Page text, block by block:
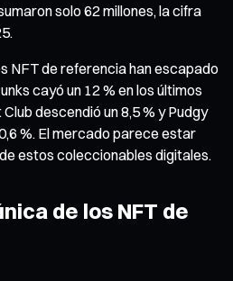
solo 62 millones, la cifra
NFT de referencia han escapado
cayó un 12 % en los últimos
descendió un 8,5 % y Pudgy
%. El mercado parece estar
estos coleccionables digitales.
de los NFT de